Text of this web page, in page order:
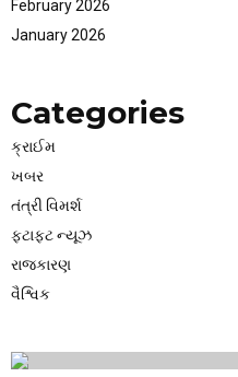
February 2026
January 2026
Categories
ક્રાઈમ
ખબર
તંત્રી વિમર્શ
ફટાફટ ન્યૂઝ
રાજકારણ
વૈશ્વિક